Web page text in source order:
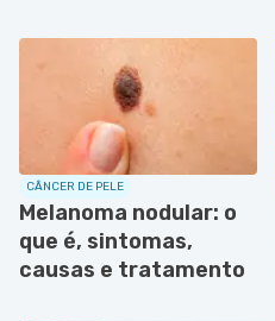
CÂNCER DE PELE
Melanoma nodular: o
que é, sintomas,
causas e tratamento